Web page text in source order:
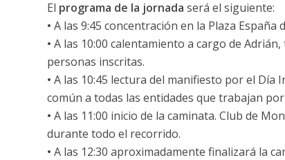
El programa de la jornada será el siguiente:
• A las 9:45 concentración en la Plaza
• A las 10:00 calentamiento a cargo de
personas inscritas.
• A las 10:45 lectura del manifiesto por el Día
común a todas las entidades que trabajan por
• A las 11:00 inicio de la caminata. Club de
durante todo el recorrido.
• A las 12:30 aproximadamente finalizará la